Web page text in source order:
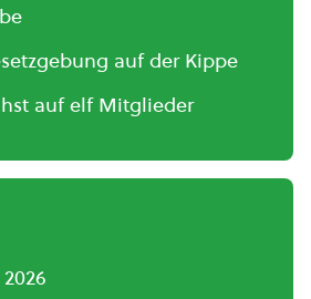
auf der Kippe
auf elf Mitglieder